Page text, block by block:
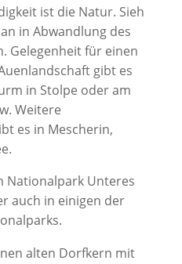
ist die Natur. Sieh
in Abwandlung des
Gelegenheit für einen
gibt es
in Stolpe oder am
Weitere
es in Mescherin,
Nationalpark Unteres
auch in einigen der
alten Dorfkern mit